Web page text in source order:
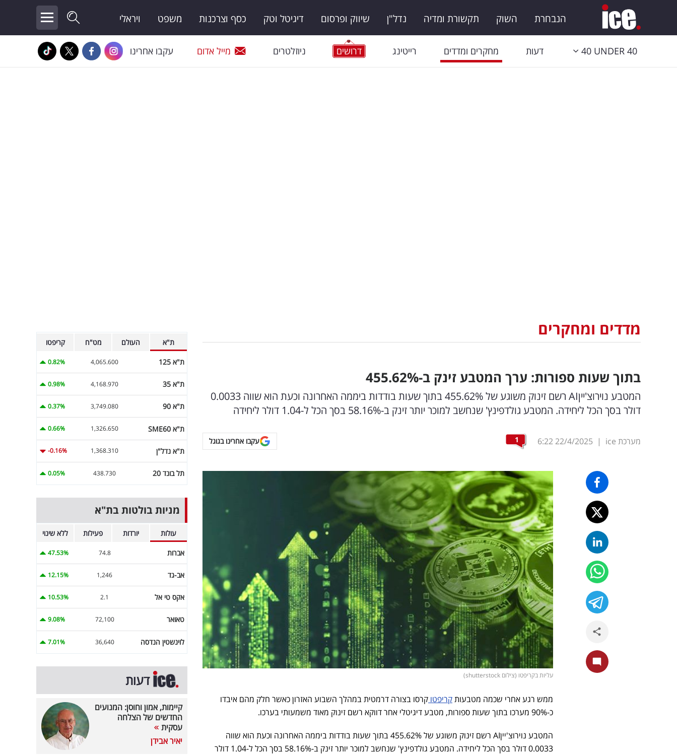
הנבחרת השוק תקשורת ומדיה נדל"ן שיווק ופרסום דיגיטל וטק כסף וצרכנות משפט ויראלי
40 UNDER 40 דעות מחקרים ומדדים רייטינג דרושים ניוזלטרים מייל אדום עקבו אחרינו
מדדים ומחקרים
בתוך שעות ספורות: ערך המטבע זינק ב-455.62%
המטבע נוירוצ'ייןAI רשם זינוק משוגע של 455.62% בתוך שעות בודדות ביממה האחרונה וכעת הוא שווה 0.0033
דולר בסך הכל ליחידה. המטבע גולדפינץ' שנחשב למוכר יותר זינק ב-58.16% בסך הכל ל-1.04 דולר ליחידה
מערכת ice |
22/4/2025
6:22
1 עקבו אחרינו בגוגל
עליות בקריפטו (צילום shutterstock)
ממש רגע אחרי שכמה מטבעותקריפטו קרסו בצורה דרמטית במהלך השבוע האזרון כאשר חלק מהם איבדו
כ-90% מערכו בתוך שעות ספורות, מטבע דיגיטלי אחר דווקא רשם זינוק מאוד משמעותי בערכו.
המטבע נוירוצ'ייןAI
רשם זינוק משוגע של 455.62% בתוך שעות בודדות ביממה האחרונה וכעת הוא שווה
0.0033 דולר בסך הכל ליחידה. המטבע גולדפינץ' שנחשב למוכר יותר זינק ב-58.16% בסך הכל ל-1.04 דולר
ת"א העולם מט"ח קריפטו
ת"א 125 4,065.600
0.82%
ת"א 35 4,168.970
0.98%
ת"א 90 3,749.080
0.37%
ת"א SME60 1,326.650
0.66%
ת"א נדל"ן 1,368.310
-0.16%
תל בונד 20 438.730
0.05%
מניות בולטות בת"א
עולות יורדות פעילות ללא שינוי
אברות 74.8
47.53%
אב-גד 1,246
12.15%
אקס טי אל 2.1
10.53%
טאואר 72,100
9.08%
לוינשטין הנדסה 36,640
7.01%
דעות
קיימות, אמון וחוסן: המנועים
החדשים של הצלחה
עסקית
יאיר אבידן